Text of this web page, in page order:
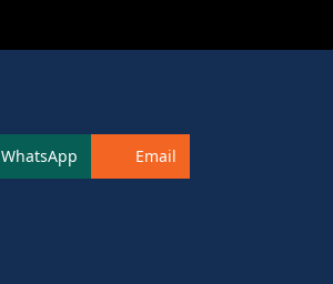
WhatsApp Email